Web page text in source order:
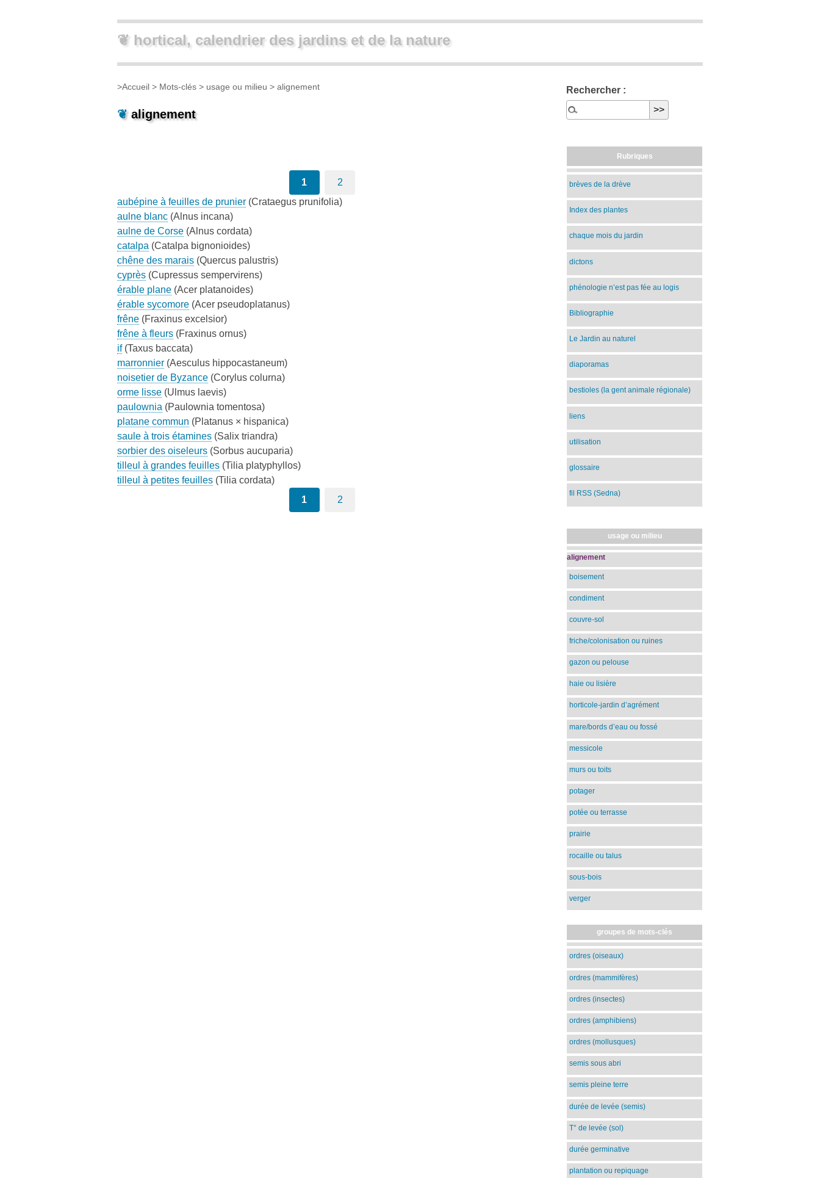
❦ hortical, calendrier des jardins et de la nature
>Accueil > Mots-clés > usage ou milieu > alignement
❦ alignement
1
2
aubépine à feuilles de prunier (Crataegus prunifolia)
aulne blanc (Alnus incana)
aulne de Corse (Alnus cordata)
catalpa (Catalpa bignonioides)
chêne des marais (Quercus palustris)
cyprès (Cupressus sempervirens)
érable plane (Acer platanoides)
érable sycomore (Acer pseudoplatanus)
frêne (Fraxinus excelsior)
frêne à fleurs (Fraxinus ornus)
if(Taxus baccata)
marronnier (Aesculus hippocastaneum)
noisetier de Byzance (Corylus colurna)
orme lisse (Ulmus laevis)
paulownia (Paulownia tomentosa)
platane commun (Platanus × hispanica)
saule à trois étamines (Salix triandra)
sorbier des oiseleurs (Sorbus aucuparia)
tilleul à grandes feuilles (Tilia platyphyllos)
tilleul à petites feuilles (Tilia cordata)
1
2
Rechercher :
Rubriques
brèves de la drève
Index des plantes
chaque mois du jardin
dictons
phénologie n’est pas fée au logis
Bibliographie
Le Jardin au naturel
diaporamas
bestioles (la gent animale régionale)
liens
utilisation
glossaire
fil RSS (Sedna)
usage ou milieu
alignement
boisement
condiment
couvre-sol
friche/colonisation ou ruines
gazon ou pelouse
haie ou lisière
horticole-jardin d’agrément
mare/bords d’eau ou fossé
messicole
murs ou toits
potager
potée ou terrasse
prairie
rocaille ou talus
sous-bois
verger
groupes de mots-clés
ordres (oiseaux)
ordres (mammifères)
ordres (insectes)
ordres (amphibiens)
ordres (mollusques)
semis sous abri
semis pleine terre
durée de levée (semis)
T° de levée (sol)
durée germinative
plantation ou repiquage